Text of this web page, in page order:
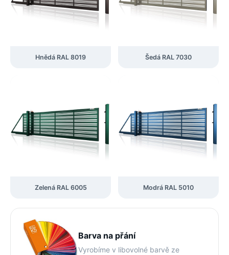
Hnědá RAL 8019 Šedá RAL 7030
Zelená RAL 6005 Modrá RAL 5010
Barva na přání
Vyrobíme v libovolné barvě ze